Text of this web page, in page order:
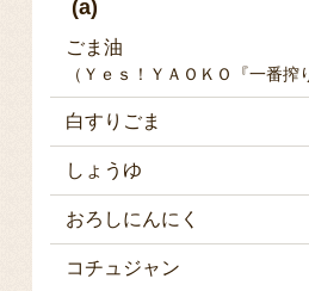
(a)
ごま油
（Ｙｅｓ！ＹＡＯＫＯ『一番搾
白すりごま
しょうゆ
おろしにんにく
コチュジャン